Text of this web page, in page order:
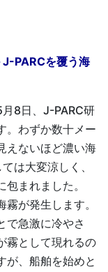
PARCを覆う海
8日、J-PARC研
。わずか数十メー
えないほど濃い海
は大変涼しく、
まれました。
が発生します。
で急激に冷やさ
霧として現れるの
が、船舶を始めと